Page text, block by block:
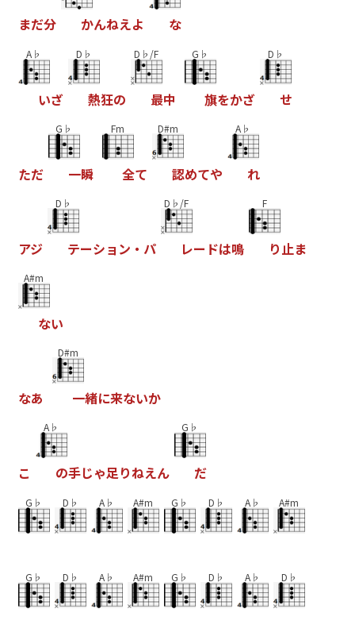
まだ分 かんねえよ な
A♭
いざ
D♭
熱狂の
D♭/F
最中
G♭
旗をかざ
D♭
せ
ただ
G♭
一瞬
Fm
全て
D#m
認めてや
A♭
れ
アジ
D♭
テーショ ン ・ パ
D♭/F
レー ドは鳴
F
り止ま
A#m
ない
なあ
D#m
一緒に来ないか
こ
A♭
の手じゃ足りねえん
G♭
だ
G♭ D♭ A♭ A#m G♭ D♭ A♭ A#m
G♭ D♭ A♭ A#m G♭ D♭ A♭ D♭